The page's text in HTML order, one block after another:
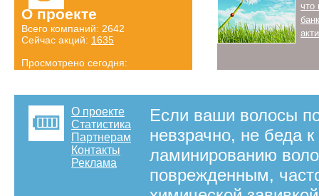
О проекте
Всего компаний: 2642
Сейчас акций: 1635
Просмотрено сегодня:
что
О проекте
Статистика
Партнерам
Контакты
Реклама
Если ваши волосы
невзрачно, не беда
ламинированию
поврежденным,